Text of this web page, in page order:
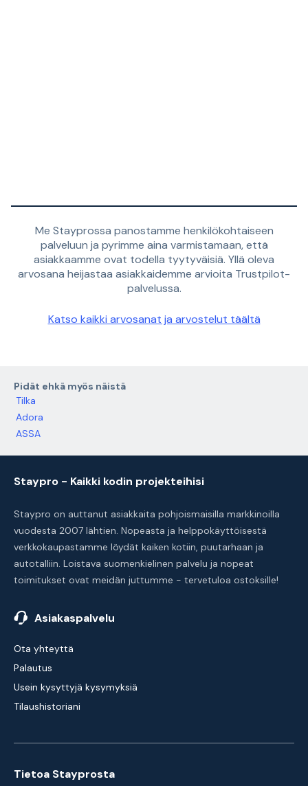
Me Stayprossa panostamme henkilökohtaiseen
palveluun ja pyrimme aina varmistamaan, että
asiakkaamme ovat todella tyytyväisiä. Yllä oleva
arvosana heijastaa asiakkaidemme arvioita Trustpilot-
palvelussa.
Katso kaikki arvosanat ja arvostelut täältä
Pidät ehkä myös näistä
Tilka
Adora
ASSA
Staypro - Kaikki kodin projekteihisi
Staypro on auttanut asiakkaita pohjoismaisilla markkinoilla
vuodesta 2007 lähtien. Nopeasta ja helppokäyttöisestä
verkkokaupastamme löydät kaiken kotiin, puutarhaan ja
autotalliin. Loistava suomenkielinen palvelu ja nopeat
toimitukset ovat meidän juttumme - tervetuloa ostoksille!
Asiakaspalvelu
Ota yhteyttä
Palautus
Usein kysyttyjä kysymyksiä
Tilaushistoriani
Tietoa Stayprosta